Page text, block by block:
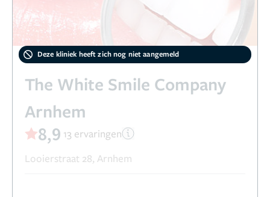
Deze kliniek heeft zich nog niet aangemeld
The White Smile Company
Arnhem
8,9 13 ervaringen
Looierstraat 28, Arnhem